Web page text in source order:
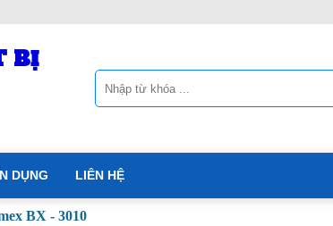
BỊ
DỤNG LIÊN HỆ
BX - 3010